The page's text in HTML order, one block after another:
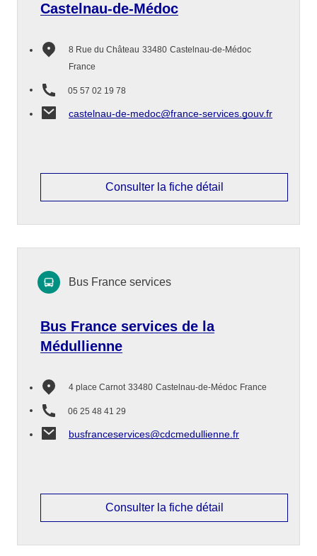
Castelnau-de-Médoc
8 Rue du Château 33480 Castelnau-de-Médoc
France
05 57 02 19 78
castelnau-de-medoc@france-services.gouv.fr
Consulter la fiche détail
Bus France services de la
Médullienne
4 place Carnot 33480 Castelnau-de-Médoc France
06 25 48 41 29
busfranceservices@cdcmedullienne.fr
Bus France services
Consulter la fiche détail